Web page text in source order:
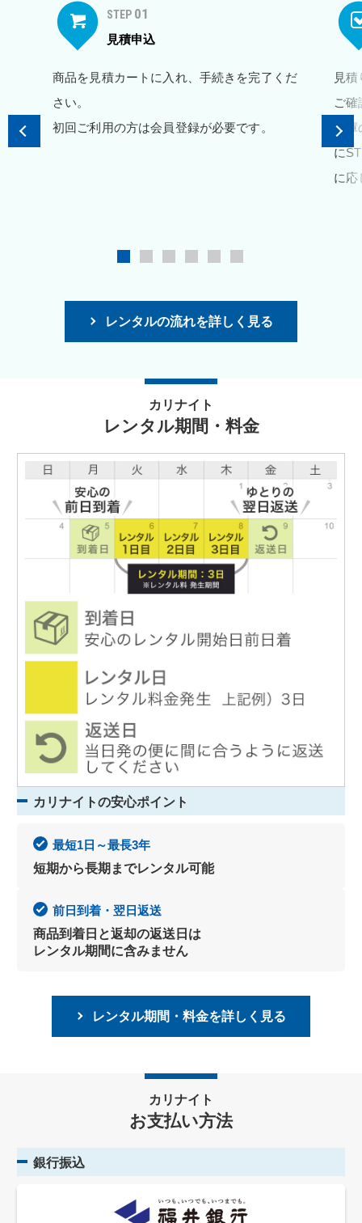
STEP 01
見積申込
商品を見積カートに入れ、手続きを完了くだ
さい。
初回ご利用の方は会員登録が必要です。
見
ご確
在
に
に応
レンタルの流れを詳しく見る
カリナイト
レンタル期間・料金
カリナイトの安心ポイント
最短1日～最長3年
短期から長期までレンタル可能
前日到着・翌日返送
商品到着日と返却の返送日は
レンタル期間に含みません
レンタル期間・料金を詳しく見る
カリナイト
お支払い方法
銀行振込